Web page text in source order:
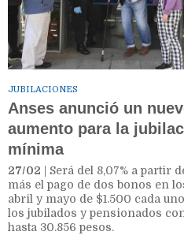
JUBILACIONES
Anses anunció un
aumento para la
mínima
27/02 | Será del 8,07% a partir
más el pago de dos bonos en
abril y mayo de $1.500 cada
los jubilados y pensionados
hasta 30.856 pesos.